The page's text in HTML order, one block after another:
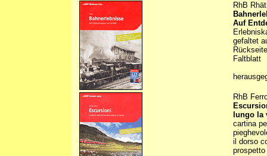
RhB
Auf
gefaltet
Faltblatt
RhB
lungo la
cartina
il dorso